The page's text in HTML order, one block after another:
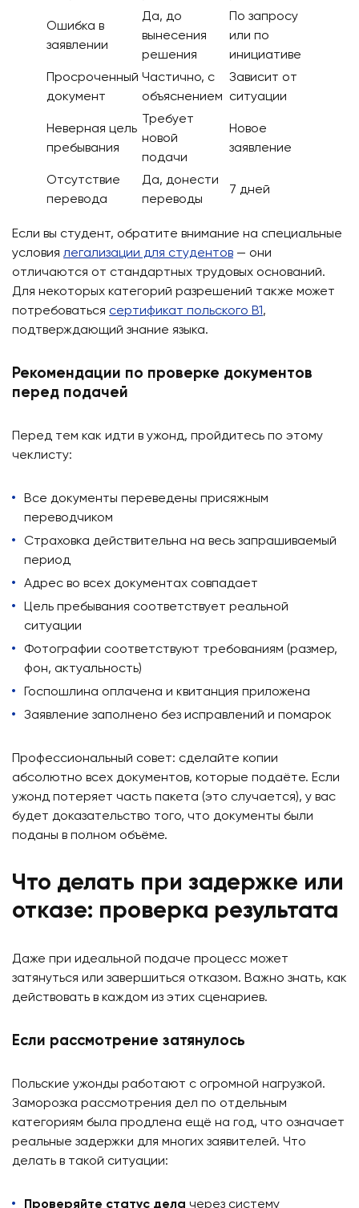
Ошибка в
заявлении
Да, до
вынесения
решения
По запросу
или по
инициативе
Просроченный
документ
Частично, с
объяснением
Зависит от
ситуации
Неверная цель
пребывания
Требует
новой
подачи
Новое
заявление
Отсутствие
перевода
Да, донести
переводы
7 дней
Если вы студент, обратите внимание на специальные
условия легализации для студентов — они
отличаются от стандартных трудовых оснований.
Для некоторых категорий разрешений также может
потребоваться сертификат польского B1,
подтверждающий знание языка.
Рекомендации по проверке документов
перед подачей
Перед тем как идти в ужонд, пройдитесь по этому
чеклисту:
Все документы переведены присяжным
переводчиком
Страховка действительна на весь запрашиваемый
период
Адрес во всех документах совпадает
Цель пребывания соответствует реальной
ситуации
Фотографии соответствуют требованиям (размер,
фон, актуальность)
Госпошлина оплачена и квитанция приложена
Заявление заполнено без исправлений и помарок
Профессиональный совет: сделайте копии
абсолютно всех документов, которые подаёте. Если
ужонд потеряет часть пакета (это случается), у вас
будет доказательство того, что документы были
поданы в полном объёме.
Что делать при задержке или
отказе: проверка результата
Даже при идеальной подаче процесс может
затянуться или завершиться отказом. Важно знать, как
действовать в каждом из этих сценариев.
Если рассмотрение затянулось
Польские ужонды работают с огромной нагрузкой.
Заморозка рассмотрения дел по отдельным
категориям была продлена ещё на год, что означает
реальные задержки для многих заявителей. Что
делать в такой ситуации:
Проверяйте статус дела через систему